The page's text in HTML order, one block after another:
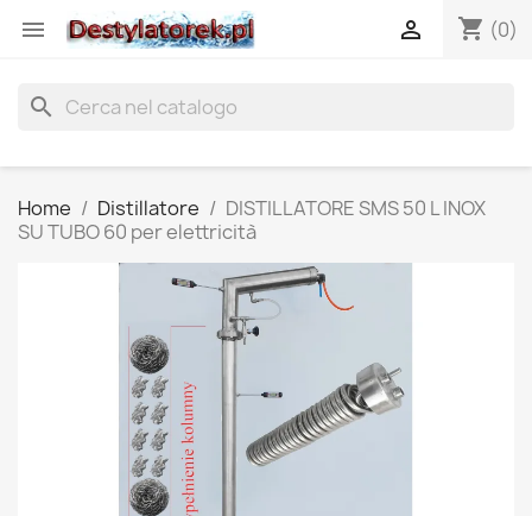
 shopping_cart (0)

search
Home Distillatore
DISTILLATORE SMS 50 L INOX
SU TUBO 60 per elettricità